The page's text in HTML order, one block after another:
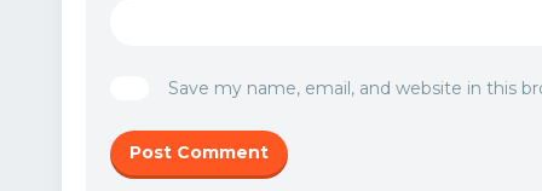
Save my name, email, and website in this